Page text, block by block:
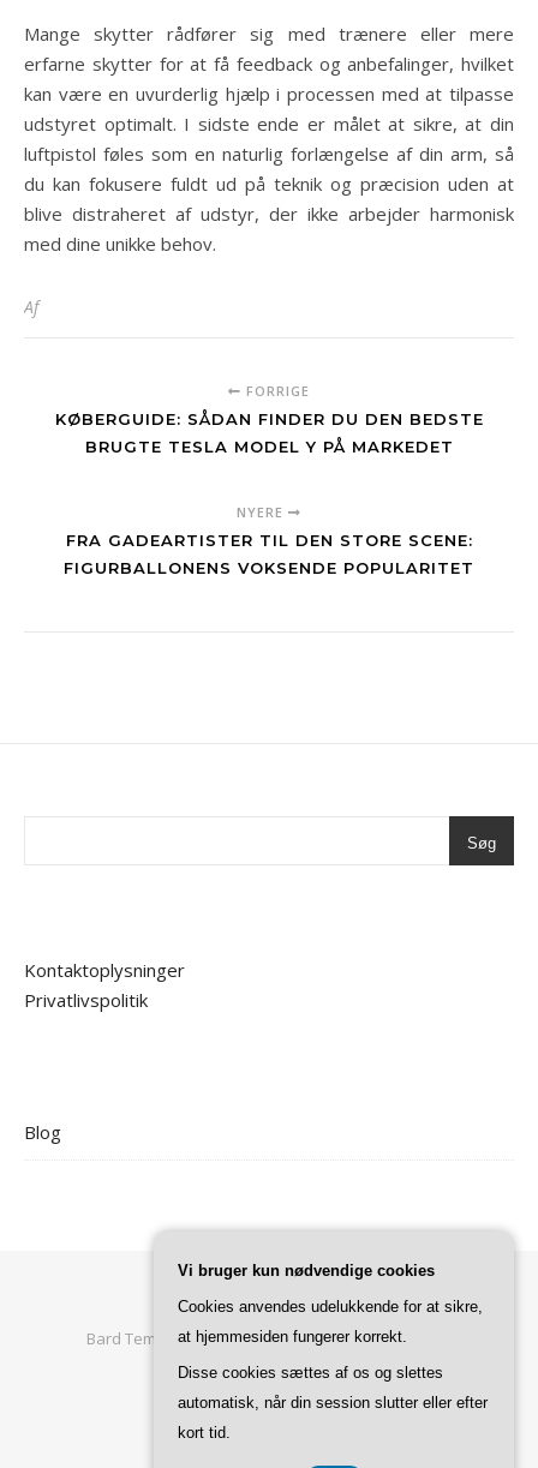
Mange skytter rådfører sig med trænere eller mere
erfarne skytter for at få feedback og anbefalinger, hvilket
kan være en uvurderlig hjælp i processen med at tilpasse
udstyret optimalt. I sidste ende er målet at sikre, at din
luftpistol føles som en naturlig forlængelse af din arm, så
du kan fokusere fuldt ud på teknik og præcision uden at
blive distraheret af udstyr, der ikke arbejder harmonisk
med dine unikke behov.
Af
FORRIGE
KØBERGUIDE: SÅDAN FINDER DU DEN BEDSTE
BRUGTE TESLA MODEL Y PÅ MARKEDET
NYERE
FRA GADEARTISTER TIL DEN STORE SCENE:
FIGURBALLONENS VOKSENDE POPULARITET
Søg
Kontaktoplysninger
Privatlivspolitik
Blog
Bard Tema afWP Royal. Forside Privatlivspolitik
TILBAGE TIL TOPPEN
Vi bruger kun nødvendige cookies
Cookies anvendes udelukkende for at sikre,
at hjemmesiden fungerer korrekt.
Disse cookies sættes af os og slettes
automatisk, når din session slutter eller efter
kort tid.